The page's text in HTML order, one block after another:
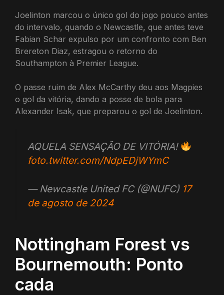
Joelinton marcou o único gol do jogo pouco antes
do intervalo, quando o Newcastle, que antes teve
Fabian Schar expulso por um confronto com Ben
Brereton Diaz, estragou o retorno do
Southampton à Premier League.
O passe ruim de Alex McCarthy deu aos Magpies
o gol da vitória, dando a posse de bola para
Alexander Isak, que preparou o gol de Joelinton.
AQUELA SENSAÇÃO DE VITÓRIA!
foto.twitter.com/NdpEDjWYmC
— Newcastle United FC (@NUFC) 17
de agosto de 2024
Nottingham Forest vs
Bournemouth: Ponto
cada